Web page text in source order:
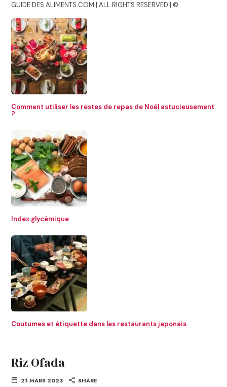
GUIDE DES ALIMENTS.COM | ALL RIGHTS RESERVED | ©
Comment utiliser les restes de repas de Noël astucieusement
?
Index glycémique
Coutumes et étiquette dans les restaurants japonais
Riz Ofada
21 MARS 2023 SHARE